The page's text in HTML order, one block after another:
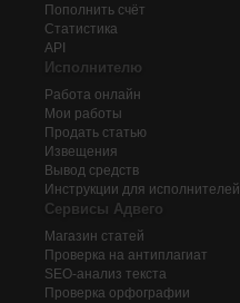
Пополнить счёт
Статистика
API
Исполнителю
Работа онлайн
Мои работы
Продать статью
Извещения
Вывод средств
Инструкции для исполнителей
Сервисы Адвего
Магазин статей
Проверка на антиплагиат
SEO-анализ текста
Проверка орфографии